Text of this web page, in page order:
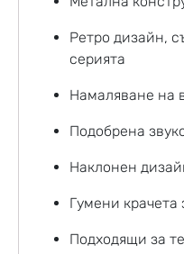
Ретро дизайн,
серията
Намаляване на
Подобрена
Наклонен
Гумени крачета
Подходящи за